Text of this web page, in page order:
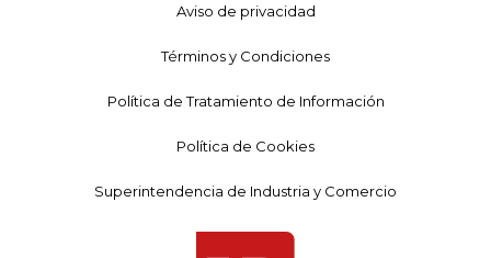
Aviso de privacidad
Términos y Condiciones
Política de Tratamiento de Información
Política de Cookies
Superintendencia de Industria y Comercio